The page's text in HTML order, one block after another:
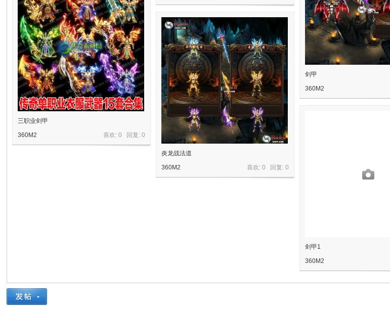
剑甲
360M2
三职业剑甲
喜欢: 0 回复:0
360M2
炎龙战法道
喜欢: 0 回复:0
360M2
剑甲1
360M2